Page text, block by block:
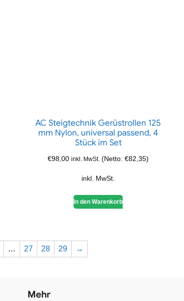
AC Steigtechnik Gerüstrollen 125
mm Nylon, universal passend, 4
Stück im Set
€98,00 inkl. MwSt. (Netto:€82,35)
inkl. MwSt.
In den Warenkorb
… 27 28 29 →
Mehr